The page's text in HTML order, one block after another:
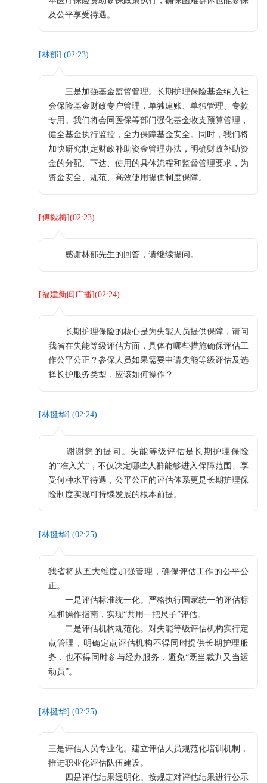
及公平享受待遇。
[林郁] (02:23)
三是加强基金监督管理。长期护理保险基金纳入社
会保险基金财政专户管理，单独建账、单独管理、专款
专用。我们将会同医保等部门强化基金收支预算管理，
健全基金执行监控，全力保障基金安全。同时，我们将
加快研究制定财政补助资金管理办法，明确财政补助资
金的分配、下达、使用的具体流程和监督管理要求，为
资金安全、规范、高效使用提供制度保障。
[傅毅梅](02:23)
感谢林郁先生的回答，请继续提问。
[福建新闻广播](02:24)
长期护理保险的核心是为失能人员提供保障，请问
我省在失能等级评估方面，具体有哪些措施确保评估工
作公平公正？参保人员如果需要申请失能等级评估及选
择长护服务类型，应该如何操作？
[林挺华] (02:24)
谢谢您的提问。失能等级评估是长期护理保险
的“准入关”，不仅决定哪些人群能够进入保障范围、享
受何种水平待遇，公平公正的评估体系更是长期护理保
险制度实现可持续发展的根本前提。
[林挺华] (02:25)
我省将从五大维度加强管理，确保评估工作的公平公
正。
一是评估标准统一化。严格执行国家统一的评估标
准和操作指南，实现“共用一把尺子”评估。
二是评估机构规范化。对失能等级评估机构实行定
点管理，明确定点评估机构不得同时提供长期护理服
务，也不得同时参与经办服务，避免“既当裁判又当运
动员”。
[林挺华] (02:25)
三是评估人员专业化。建立评估人员规范化培训机制，
推进职业化评估队伍建设。
四是评估结果透明化。按规定对评估结果进行公示